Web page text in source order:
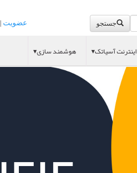
جستجو عضویت |
اینترنت آسیاتک▾ هوشمند سازی▾